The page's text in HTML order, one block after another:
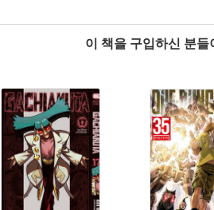
이 책을 구입하신 분